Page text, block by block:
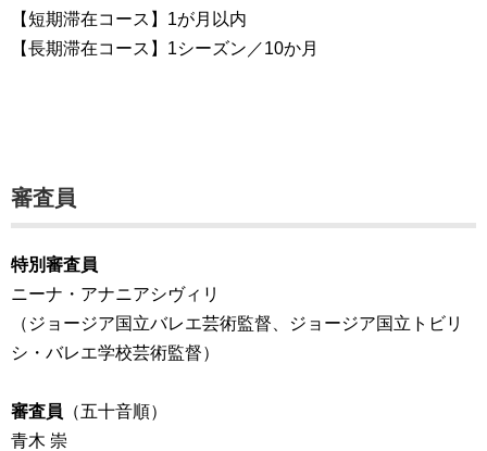
【短期滞在コース】1が月以内
【長期滞在コース】1シーズン／10か月
審査員
特別審査員
ニーナ・アナニアシヴィリ
（ジョージア国立バレエ芸術監督、ジョージア国立トビリ
シ・バレエ学校芸術監督）
審査員 （五十音順）
青木 崇